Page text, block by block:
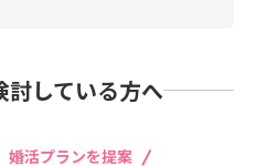
している方へ
婚活プランを提案